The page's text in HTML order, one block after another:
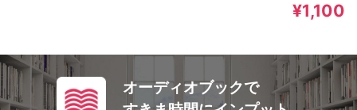
¥1,100
オーディオブックで